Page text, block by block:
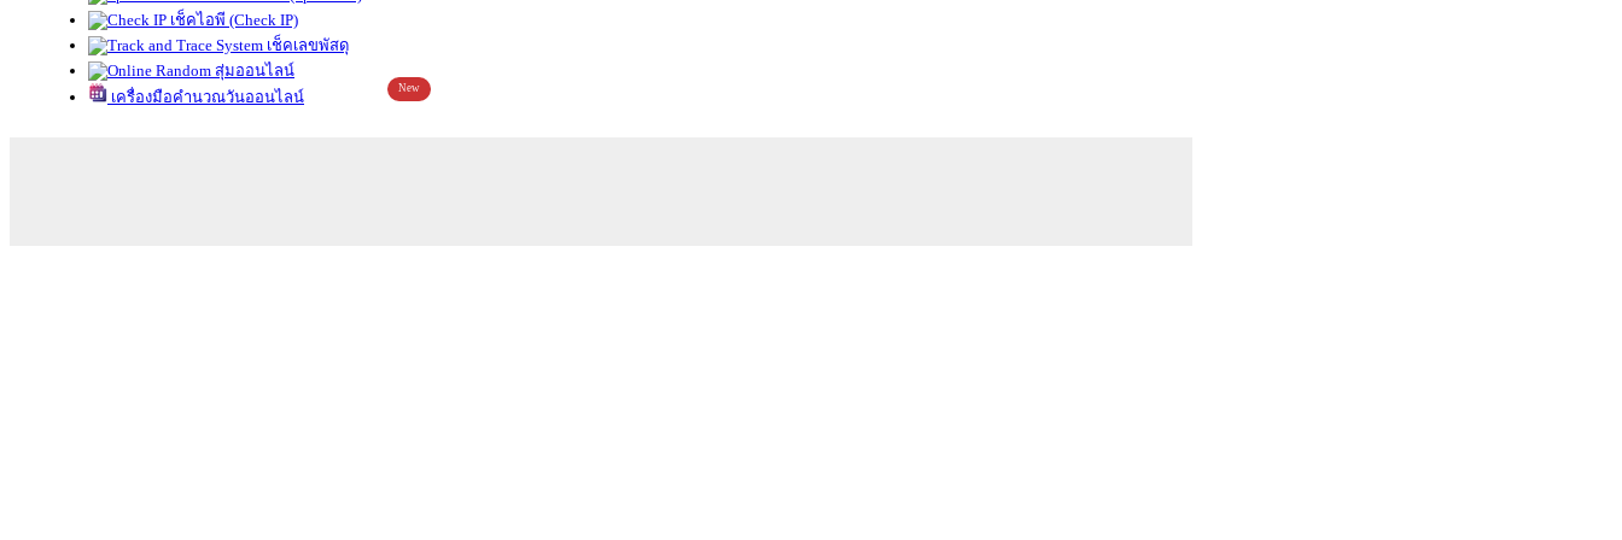
เช็คไอพี (Check IP)
เช็คเลขพัสดุ
สุ่มออนไลน์
เครื่องมือคำนวณวันออนไลน์
New